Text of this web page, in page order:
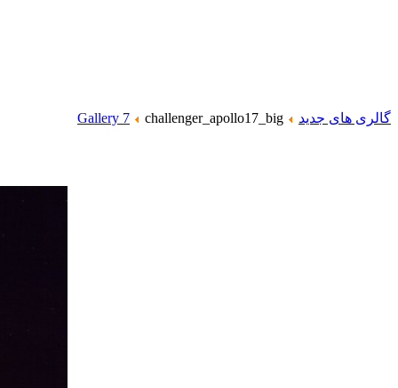
گالری های جدید Gallery 7 challenger_apollo17_big